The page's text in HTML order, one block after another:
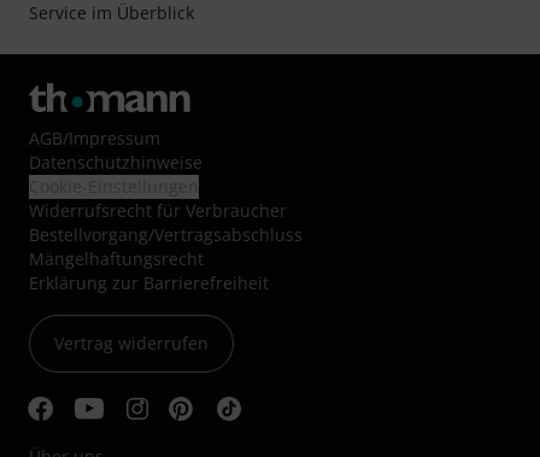
Service im Überblick
AGB/Impressum
Datenschutzhinweise
Widerrufsrecht für Verbraucher
Bestellvorgang/Vertragsabschluss
Mängelhaftungsrecht
Erklärung zur Barrierefreiheit
Vertrag widerrufen